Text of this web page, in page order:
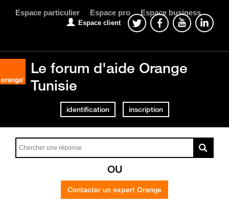
Espace particulier Espace pro Espace business
Espace client
Le forum d'aide Orange
Tunisie
identification inscription
OU
Contacter un expert Orange